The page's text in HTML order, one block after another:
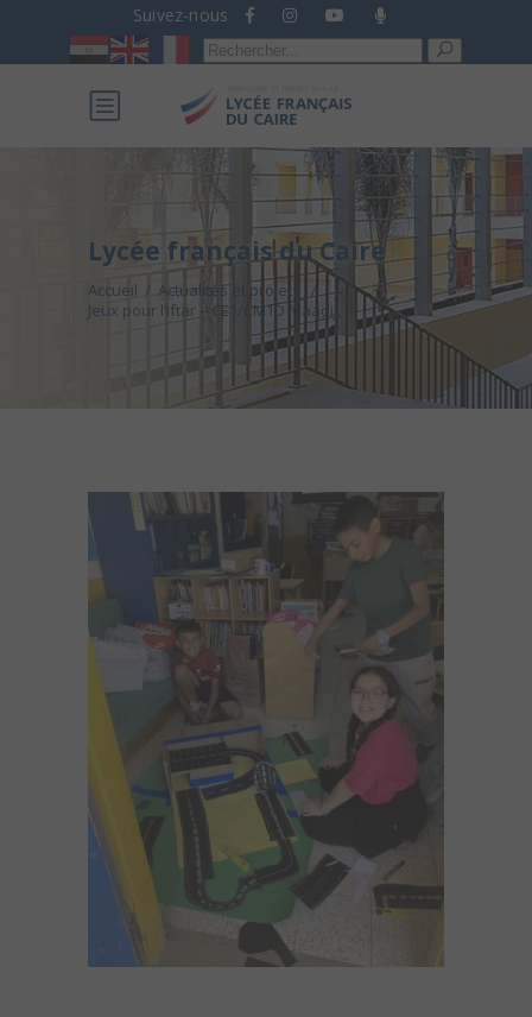
Suivez-nous
Recherche
pour :
Lycée français du Caire
Accueil / Actualités et projets
/
Jeux pour l’Iftar – CE1/CM1D Maadi